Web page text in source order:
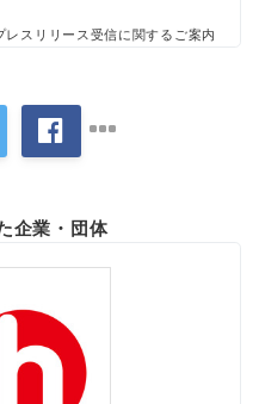
レスリリース受信に関するご案内
企業・団体